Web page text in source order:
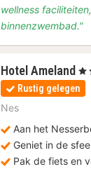
wellness
binnenzwembad."
Hotel Ameland 1
, 3
Rustig gelegen
Nes
Aan het
Geniet in de
Pak de fiets en